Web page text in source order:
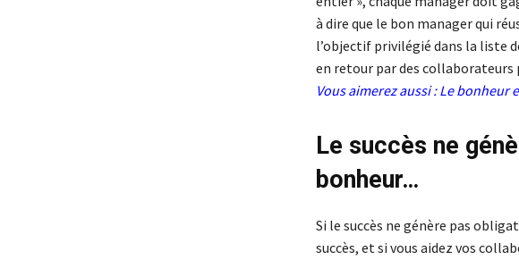
à dire que le bon manager qui
l’objectif privilégié dans la liste
en retour par des collaborateurs
Vous aimerez aussi :Le bonheur
Le succès ne
bonheur…
Si le succès ne génère pas
succès, et si vous aidez vos